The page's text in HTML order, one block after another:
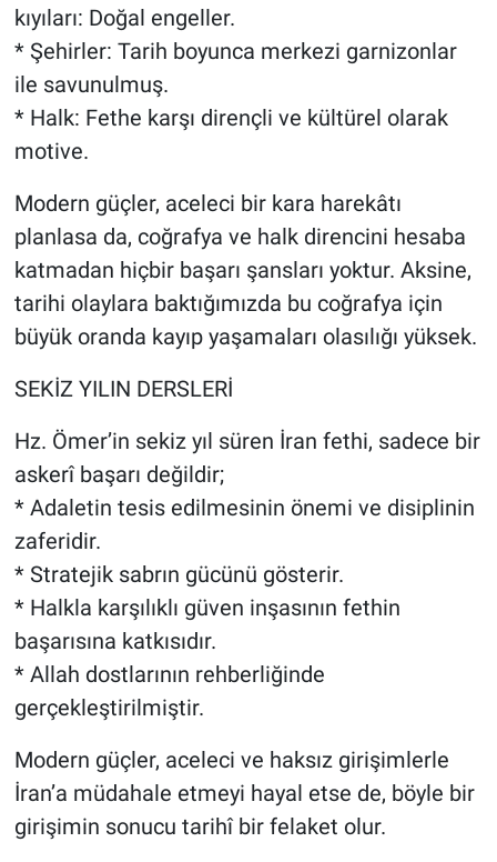
kıyıları: Doğal engeller.
* Şehirler: Tarih boyunca merkezi garnizonlar
ile savunulmuş.
* Halk: Fethe karşı dirençli ve kültürel olarak
motive.
Modern güçler, aceleci bir kara harekâtı
planlasa da, coğrafya ve halk direncini hesaba
katmadan hiçbir başarı şansları yoktur. Aksine,
tarihi olaylara baktığımızda bu coğrafya için
büyük oranda kayıp yaşamaları olasılığı yüksek.
SEKİZ YILIN DERSLERİ
Hz. Ömer’in sekiz yıl süren İran fethi, sadece bir
askerî başarı değildir;
* Adaletin tesis edilmesinin önemi ve disiplinin
zaferidir.
* Stratejik sabrın gücünü gösterir.
* Halkla karşılıklı güven inşasının fethin
başarısına katkısıdır.
* Allah dostlarının rehberliğinde
gerçekleştirilmiştir.
Modern güçler, aceleci ve haksız girişimlerle
İran’a müdahale etmeyi hayal etse de, böyle bir
girişimin sonucu tarihî bir felaket olur.